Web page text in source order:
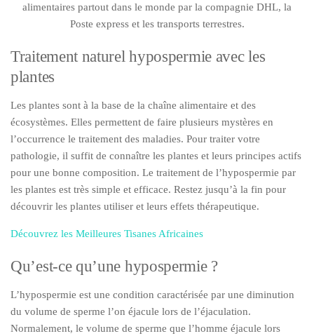
alimentaires partout dans le monde par la compagnie DHL, la
Poste express et les transports terrestres.
Traitement naturel hypospermie avec les
plantes
Les plantes sont à la base de la chaîne alimentaire et des
écosystèmes. Elles permettent de faire plusieurs mystères en
l’occurrence le traitement des maladies. Pour traiter votre
pathologie, il suffit de connaître les plantes et leurs principes actifs
pour une bonne composition. Le traitement de l’hypospermie par
les plantes est très simple et efficace. Restez jusqu’à la fin pour
découvrir les plantes utiliser et leurs effets thérapeutique.
Découvrez les Meilleures Tisanes Africaines
Qu’est-ce qu’une hypospermie ?
L’hypospermie est une condition caractérisée par une diminution
du volume de sperme l’on éjacule lors de l’éjaculation.
Normalement, le volume de sperme que l’homme éjacule lors